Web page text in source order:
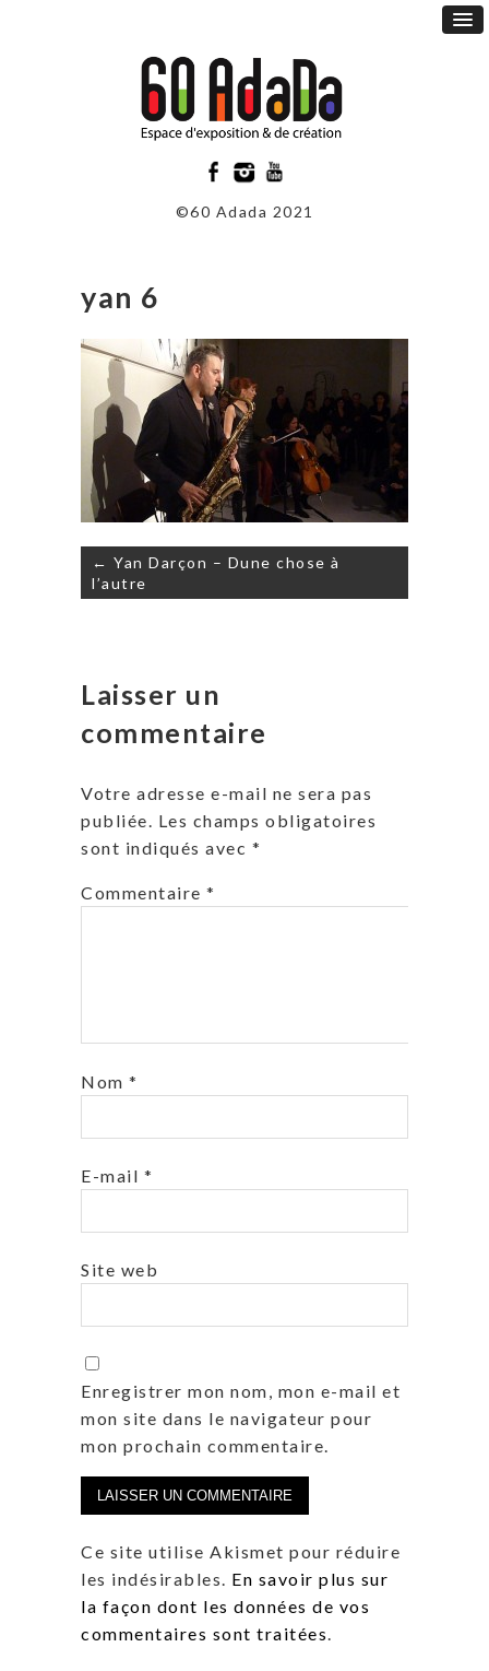
©60 Adada 2021
yan 6
Navigation
de
l’article
← Yan Darçon – Dune chose à
l’autre
Laisser un
commentaire
Votre adresse e-mail ne sera pas
publiée. Les champs obligatoires
sont indiqués avec *
Commentaire *
Nom *
E-mail *
Site web
Enregistrer mon nom, mon e-mail et
mon site dans le navigateur pour
mon prochain commentaire.
Ce site utilise Akismet pour réduire
les indésirables. En savoir plus sur
la façon dont les données de vos
commentaires sont traitées.